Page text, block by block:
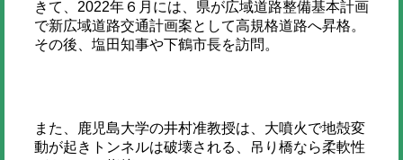
きて、2022年６月には、県が広域道路整備基本計画
で新広域道路交通計画案として高規格道路へ昇格。
その後、塩田知事や下鶴市長を訪問。
また、鹿児島大学の井村准教授は、大噴火で地殻変
動が起きトンネルは破壊される、吊り橋なら柔軟性